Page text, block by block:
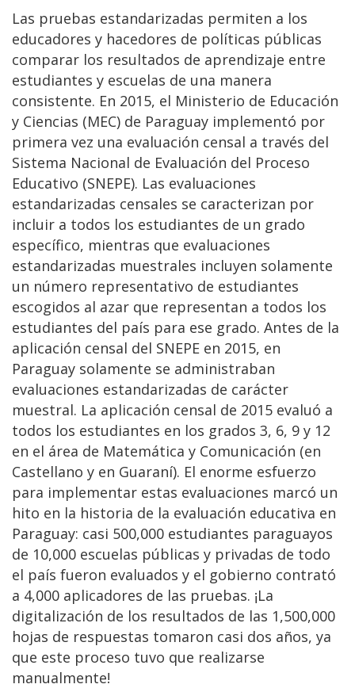
Las pruebas estandarizadas permiten a los
educadores y hacedores de políticas públicas
comparar los resultados de aprendizaje entre
estudiantes y escuelas de una manera
consistente. En 2015, el Ministerio de Educación
y Ciencias (MEC) de Paraguay implementó por
primera vez una evaluación censal a través del
Sistema Nacional de Evaluación del Proceso
Educativo (SNEPE). Las evaluaciones
estandarizadas censales se caracterizan por
incluir a todos los estudiantes de un grado
específico, mientras que evaluaciones
estandarizadas muestrales incluyen solamente
un número representativo de estudiantes
escogidos al azar que representan a todos los
estudiantes del país para ese grado. Antes de la
aplicación censal del SNEPE en 2015, en
Paraguay solamente se administraban
evaluaciones estandarizadas de carácter
muestral. La aplicación censal de 2015 evaluó a
todos los estudiantes en los grados 3, 6, 9 y 12
en el área de Matemática y Comunicación (en
Castellano y en Guaraní). El enorme esfuerzo
para implementar estas evaluaciones marcó un
hito en la historia de la evaluación educativa en
Paraguay: casi 500,000 estudiantes paraguayos
de 10,000 escuelas públicas y privadas de todo
el país fueron evaluados y el gobierno contrató
a 4,000 aplicadores de las pruebas. ¡La
digitalización de los resultados de las 1,500,000
hojas de respuestas tomaron casi dos años, ya
que este proceso tuvo que realizarse
manualmente!